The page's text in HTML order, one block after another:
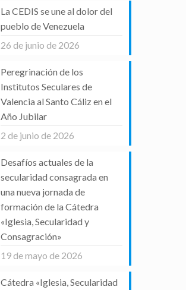
La CEDIS se une al dolor del
pueblo de Venezuela
26 de junio de 2026
Peregrinación de los
Institutos Seculares de
Valencia al Santo Cáliz en el
Año Jubilar
2 de junio de 2026
Desafíos actuales de la
secularidad consagrada en
una nueva jornada de
formación de la Cátedra
«Iglesia, Secularidad y
Consagración»
19 de mayo de 2026
Cátedra «Iglesia, Secularidad